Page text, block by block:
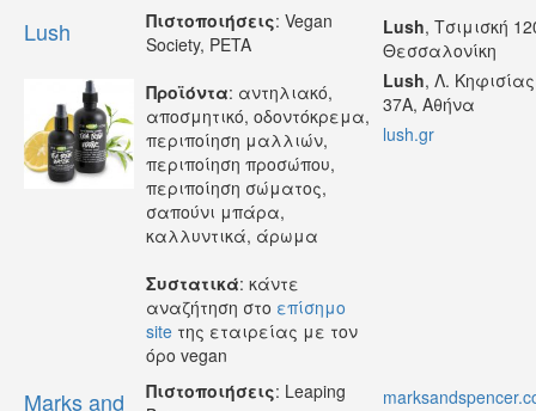
Lush Πιστοποιήσεις: Vegan
Society, PETA
Προϊόντα: αντηλιακό,
αποσμητικό, οδοντόκρεμα,
περιποίηση μαλλιών,
περιποίηση προσώπου,
περιποίηση σώματος,
σαπούνι μπάρα,
καλλυντικά, άρωμα
Συστατικά: κάντε
αναζήτηση στο επίσημο
site της εταιρείας με τον
όρο vegan
Lush, Τσιμισκή
Θεσσαλονίκη
Lush, Λ. Κηφισίας
37Α, Αθήνα
lush.gr
Marks and Πιστοποιήσεις: Leaping